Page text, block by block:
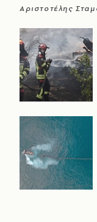
Αριστοτέλης